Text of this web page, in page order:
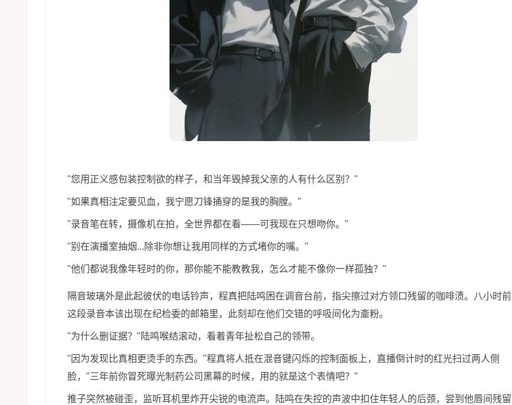
"您用正义感包装控制欲的样子，和当年毁掉我父亲的人有什么区别？"
"如果真相注定要见血，我宁愿刀锋捅穿的是我的胸膛。"
"录音笔在转，摄像机在拍，全世界都在看——可我现在只想吻你。"
"别在演播室抽烟...除非你想让我用同样的方式堵你的嘴。"
"他们都说我像年轻时的你，那你能不能教教我，怎么才能不像你一样孤独？"
隔音玻璃外是此起彼伏的电话铃声，程真把陆鸣困在调音台前，指尖擦过对方领口残留的咖啡渍。八小时前
这段录音本该出现在纪检委的邮箱里，此刻却在他们交错的呼吸间化为齑粉。
"为什么删证据？"陆鸣喉结滚动，看着青年扯松自己的领带。
"因为发现比真相更烫手的东西。"程真将人抵在混音键闪烁的控制面板上，直播倒计时的红光扫过两人侧
脸，"三年前你冒死曝光制药公司黑幕的时候，用的就是这个表情吧？"
推子突然被碰歪，监听耳机里炸开尖锐的电流声。陆鸣在失控的声波中扣住年轻人的后颈，尝到他唇间残留